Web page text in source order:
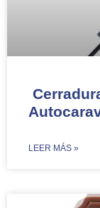
​LEER MÁS »